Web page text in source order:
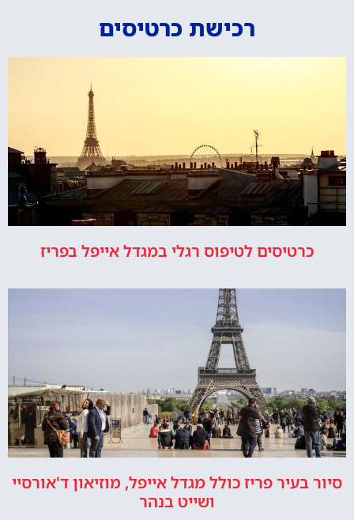
רכישת כרטיסים
כרטיסים לטיפוס רגלי במגדל אייפל בפריז
סיור בעיר פריז כולל מגדל אייפל, מוזיאון ד'אורסיי
ושייט בנהר